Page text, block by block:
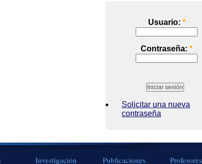
Usuario: *
Contraseña: *
Solicitar una nueva
contraseña
Investigación Publicaciones Profesores